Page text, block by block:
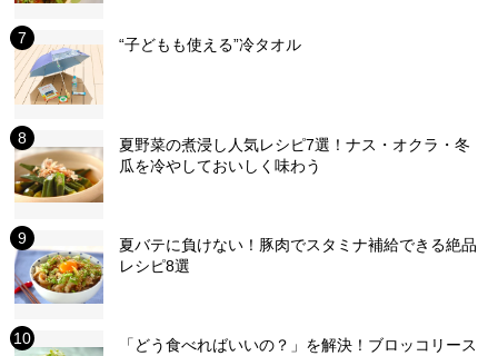
“子どもも使える”冷タオル
夏野菜の煮浸し人気レシピ7選！ナス・オクラ・冬
瓜を冷やしておいしく味わう
夏バテに負けない！豚肉でスタミナ補給できる絶品
レシピ8選
「どう食べればいいの？」を解決！ブロッコリース